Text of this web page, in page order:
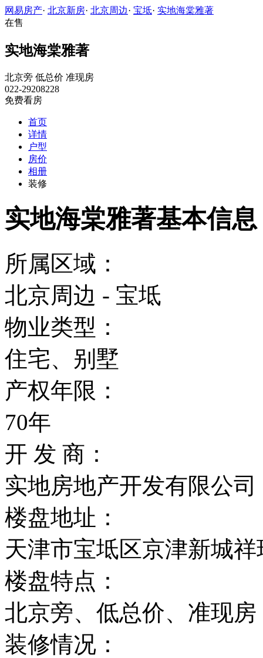
网易房产· 北京新房· 北京周边· 宝坻· 实地海棠雅著
在售
实地海棠雅著
北京旁 低总价 准现房
022-29208228
免费看房
首页
详情
户型
房价
相册
装修
实地海棠雅著基本信息
所属区域：
北京周边 - 宝坻
物业类型：
住宅、别墅
产权年限：
70年
开 发 商：
实地房地产开发有限公司
楼盘地址：
天津市宝坻区京津新城
楼盘特点：
北京旁、低总价、准现房
装修情况：